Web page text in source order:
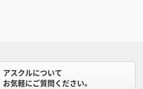
アスクルについて
お気軽にご質問ください。